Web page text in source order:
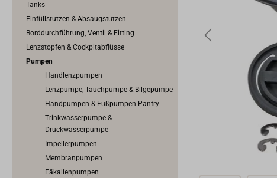
Tanks
Einfüllstutzen & Absaugstutzen
Borddurchführung, Ventil & Fitting
Lenzstopfen & Cockpitabflüsse
Pumpen
Handlenzpumpen
Lenzpumpe, Tauchpumpe & Bilgepumpe
Handpumpen & Fußpumpen Pantry
Trinkwasserpumpe &
Druckwasserpumpe
Impellerpumpen
Membranpumpen
Fäkalienpumpen